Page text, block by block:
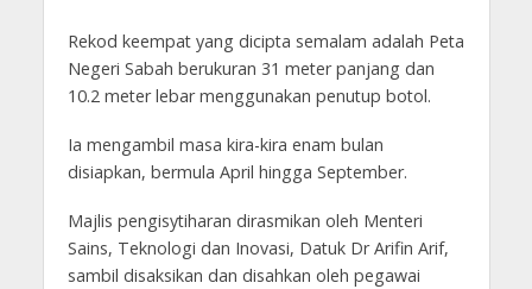
Rekod keempat yang dicipta semalam adalah Peta
Negeri Sabah berukuran 31 meter panjang dan
10.2 meter lebar menggunakan penutup botol.
Ia mengambil masa kira-kira enam bulan
disiapkan, bermula April hingga September.
Majlis pengisytiharan dirasmikan oleh Menteri
Sains, Teknologi dan Inovasi, Datuk Dr Arifin Arif,
sambil disaksikan dan disahkan oleh pegawai